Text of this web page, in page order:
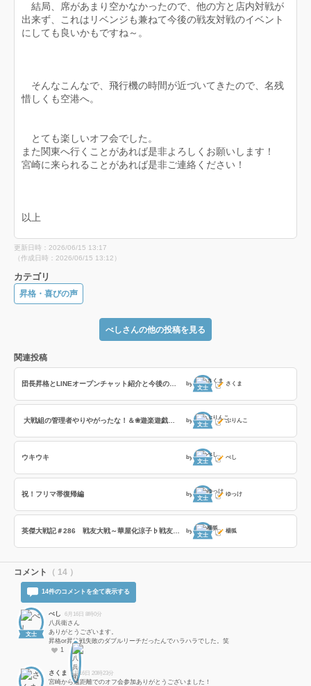
結局、席があまり空かなかったので、他の方と店内対戦が
出来ず、これはリベンジも兼ねて今後の戦友対戦のイベント
にしても良いかもですね～。
そんなこんなで、飛行機の時間が近づいてきたので、名残
惜しくも空港へ。
とても楽しいオフ会でした。
また関東へ行くことがあれば是非よろしくお願いします！
宮崎に来られることがあれば是非ご連絡ください！
以上
更新日時：2026/06/15 13:17
（作成日時：2026/06/15 13:12）
カテゴリ
昇格・喜びの声
べしさんの他の投稿を見る
関連投稿
by
文士
さくま
by
文士
ぶりんこ
ウキウキ by
文士
べし
祝！フリマ帯復帰編 by
文士
ゆっけ
by
文士
楊狐
コメント （ 14 ）
14件のコメントを全て表示する
文士
べし 6月16日 8時0分
八兵衛さん
ありがとうございます。
昇格or昇格戦失敗のダブルリーチだったんでハラハラでした。笑
1
さくま 6月16日 20時23分
宮崎から遠距離でのオフ会参加ありがとうございました！